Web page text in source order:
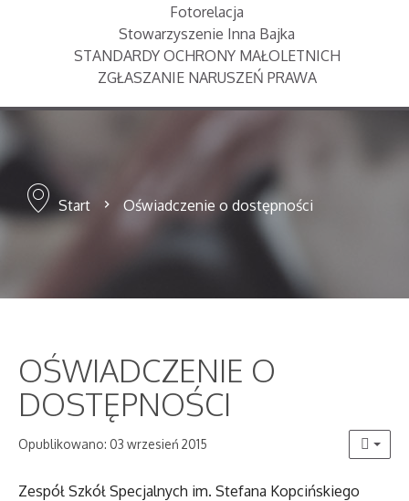
Fotorelacja
Stowarzyszenie Inna Bajka
STANDARDY OCHRONY MAŁOLETNICH
ZGŁASZANIE NARUSZEŃ PRAWA
Start Oświadczenie o dostępności
OŚWIADCZENIE O
DOSTĘPNOŚCI
Opublikowano: 03 wrzesień 2015
Zespół Szkół Specjalnych im. Stefana Kopcińskiego